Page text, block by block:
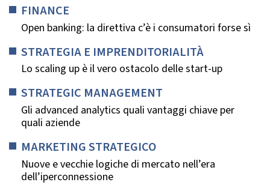
FINANCE
Open banking: la direttiva c’è i consumatori forse sì
STRATEGIA E IMPRENDITORIALITÀ
Lo scaling up è il vero ostacolo delle start-up
STRATEGIC MANAGEMENT
Gli advanced analytics quali vantaggi chiave per
quali aziende
MARKETING STRATEGICO
Nuove e vecchie logiche di mercato nell’era
dell’iperconnessione